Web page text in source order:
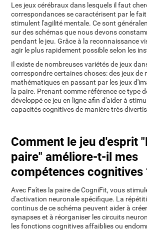
Les jeux cérébraux dans lesquels il faut
correspondances se caractérisent par le
stimulent l'agilité mentale. Ce sont
sur des schémas que nous devons
pendant le jeu. Grâce à la reconnaissance
agir le plus rapidement possible selon les
Il existe de nombreuses variétés de jeux
correspondre certaines choses: des jeux de
mathématiques en passant par les jeux
la paire. Prenant comme référence ce type
développé ce jeu en ligne afin d'aider à
capacités cognitives de manière très
Comment le jeu d'esprit
paire" améliore-t-il mes
compétences cognitives
Avec Faîtes la paire de CogniFit, vous
d'activation neuronale spécifique. La
continus de ce schéma peuvent aider à
synapses et à réorganiser les circuits
les fonctions cognitives affaiblies ou